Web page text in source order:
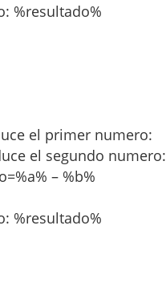
%resultado%
el primer numero:
el segundo numero:
– %b%
%resultado%